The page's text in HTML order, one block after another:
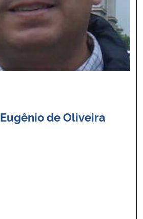
Eugênio de Oliveira